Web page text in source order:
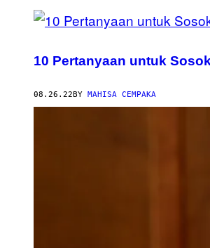
10 Pertanyaan untuk
08.26.22 BY MAHISA CEMPAKA